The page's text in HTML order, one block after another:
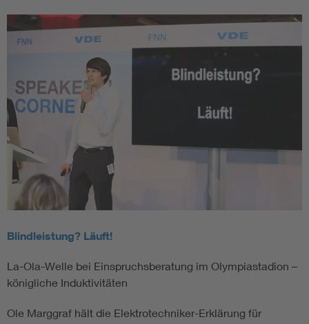
Blindleistung? Läuft!
La-Ola-Welle bei Einspruchsberatung im Olympiastadion –
königliche Induktivitäten
Ole Marggraf hält die Elektrotechniker-Erklärung für